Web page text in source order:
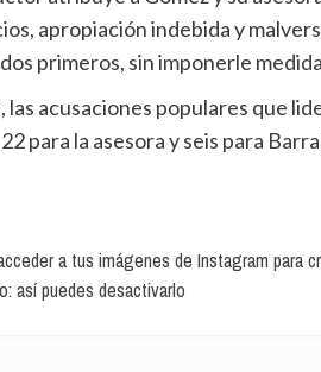
apropiación indebida y
primeros, sin imponerle
para la asesora y seis para
a tus imágenes de Instagram para
así puedes desactivarlo